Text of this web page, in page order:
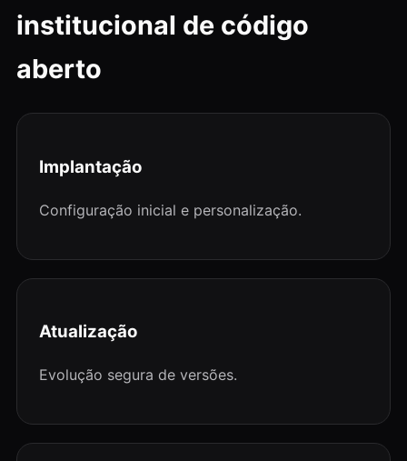
institucional de código
aberto
Implantação
Configuração inicial e personalização.
Atualização
Evolução segura de versões.